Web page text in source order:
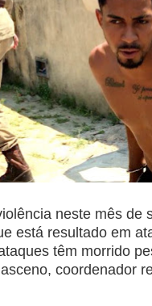
neste mês de
está resultado em
têm morrido
coordenador